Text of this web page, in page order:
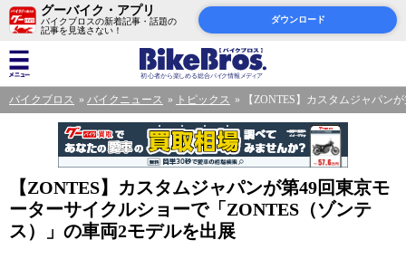
グーバイク・アプリ
バイクブロスの新着記事・話題の
記事を見逃さない！
ダウンロード
バイクブロス バイクニュース トピックス 【ZONTES】カスタムジャパン
【ZONTES】カスタムジャパンが第49回東京モ
ーターサイクルショーで「ZONTES（ゾンテ
ス）」の車両2モデルを出展